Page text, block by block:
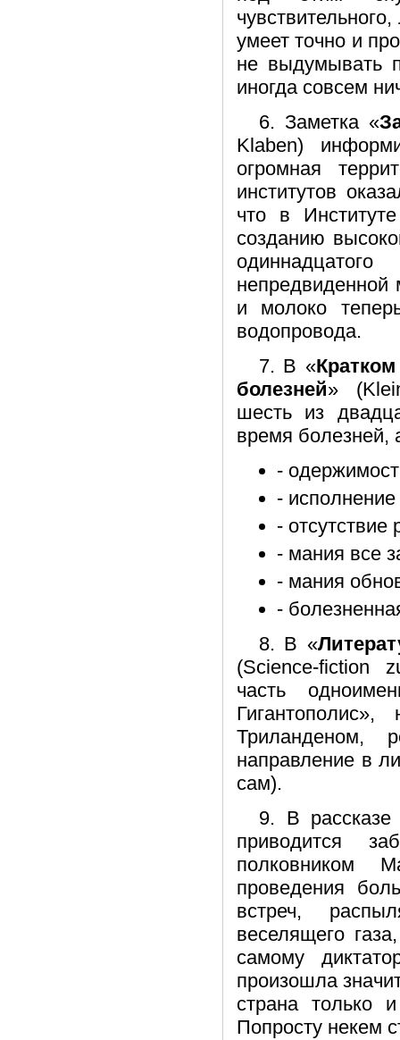
умеет точно и
не выдумывать
иногда совсем
6. Заметка «
Klaben)
огромная
институтов
что в
созданию
и молоко
водопровода.
7. В «
болезней»
шесть из
время болезней,
-
-
- отсутствие
- мания все
- мания
-
8. В «
(Science-fiction
часть
Триланденом,
направление в
сам).
9. В рассказе
приводится
полковником
проведения
встреч,
веселящего
самому
произошла
страна только
Попросту некем